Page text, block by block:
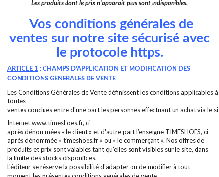
Les produits dont le prix n'apparait plus sont indisponibles.
Vos conditions générales de
ventes sur notre site sécurisé avec
le protocole https.
ARTICLE 1 : CHAMPS D'APPLICATION ET MODIFICATION DES
CONDITIONS GENERALES DE VENTE
Les Conditions Générales de Vente définissent les conditions applicables à
toutes
ventes conclues entre d'une part les personnes effectuant un achat via le
Internet www.timeshoes.fr, ci-
après dénommées « le client » et d'autre part l’enseigne TIMESHOES, ci-
après dénommée « timeshoes.fr » ou « le commerçant ». Nos offres de
produits et prix sont valables tant qu'elles sont visibles sur le site, dans
la limite des stocks disponibles.
L'éditeur se réserve la possibilité d'adapter ou de modifier à tout